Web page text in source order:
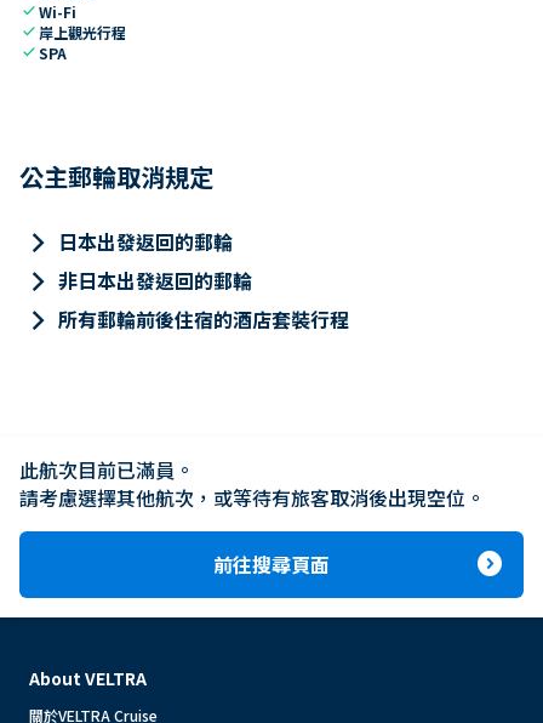
checkWi-Fi
check 岸上觀光行程
checkSPA
公主郵輪取消規定
keyboard_arrow_right 日本出發返回的郵輪
keyboard_arrow_right 非日本出發返回的郵輪
keyboard_arrow_right 所有郵輪前後住宿的酒店套裝行程
此航次目前已滿員。
請考慮選擇其他航次，或等待有旅客取消後出現空位。
前往搜尋頁面 expand_circle_right
About VELTRA
關於VELTRA Cruise